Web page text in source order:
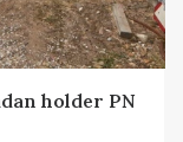
holder PN